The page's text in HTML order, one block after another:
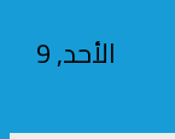
الأحد, 9